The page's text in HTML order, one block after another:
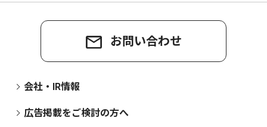
お問い合わせ
会社・IR情報
広告掲載をご検討の方へ